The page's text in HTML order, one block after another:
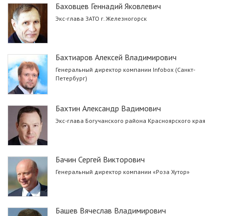
Баховцев Геннадий Яковлевич
Экс-глава ЗАТО г. Железногорск
Бахтиаров Алексей Владимирович
Генеральный директор компании Infobox (Санкт-
Петербург)
Бахтин Александр Вадимович
Экс-глава Богучанского района Красноярского края
Бачин Сергей Викторович
Генеральный директор компании «Роза Хутор»
Башев Вячеслав Владимирович